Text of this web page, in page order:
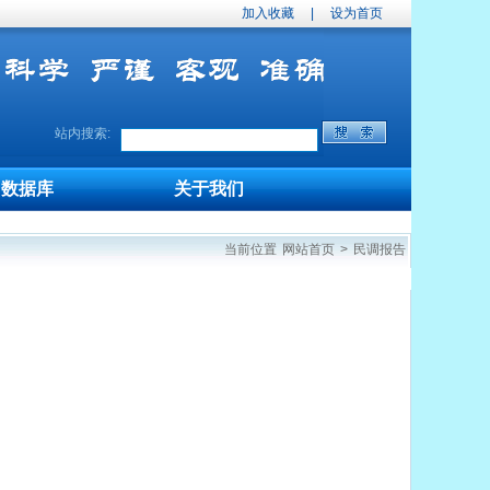
加入收藏 设为首页
站内搜索:
数据库 关于我们
当前位置 网站首页 > 民调报告